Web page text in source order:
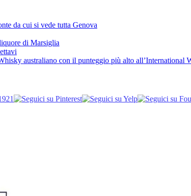
da cui si vede tutta Genova
di Marsiglia
australiano con il punteggio più alto all’International